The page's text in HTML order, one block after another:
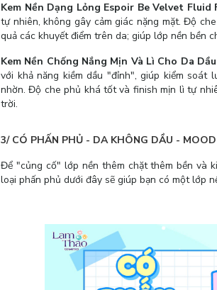
Kem Nền Dạng Lỏng Espoir Be Velvet Fluid
tự nhiên, không gây cảm giác nặng mặt. Độ
quả các khuyết điểm trên da; giúp lớp nền bền
Kem Nền Chống Nắng Mịn Và Lì Cho Da
với khả năng kiềm dầu "đỉnh", giúp kiểm
nhờn. Độ che phủ khá tốt và finish mịn lì tự
trời.
3/ CÓ PHẤN PHỦ - DA KHÔNG DẦU -
Để "củng cố" lớp nền thêm chặt thêm bền và
loại phấn phủ dưới đây sẽ giúp bạn có một lớp